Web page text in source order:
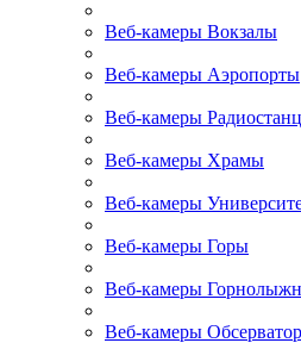
Веб-камеры Вокзалы
Веб-камеры Аэропорты
Веб-камеры
Веб-камеры Храмы
Веб-камеры
Веб-камеры Горы
Веб-камеры
Веб-камеры